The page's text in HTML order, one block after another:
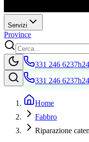
Servizi
Province
331 246 6237h24
331 246 6237h24
Home
Fabbro
Riparazione